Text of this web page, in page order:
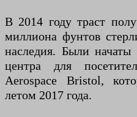
В 2014 году траст
миллиона фунтов
наследия. Были начаты
центра для
Aerospace Bristol,
летом 2017 года.